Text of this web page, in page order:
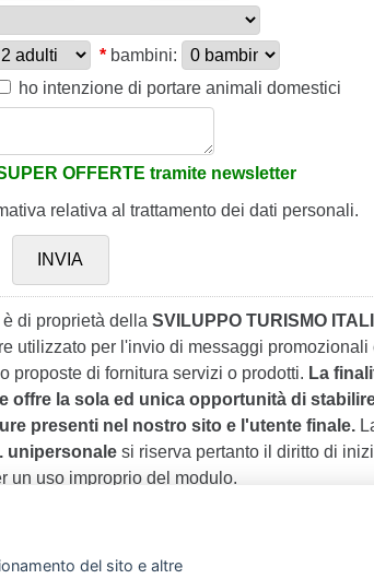
* bambini:
ho intenzione di portare animali domestici
OFFERTE tramite newsletter
relativa al trattamento dei dati personali.
è di proprietà dellaSVILUPPO TURISMO
utilizzato per l'invio di messaggi promozionali
proposte di fornitura servizi o prodotti. La
offre la sola ed unica opportunità di
presenti nel nostro sito e l'utente finale.
unipersonalesi riserva pertanto il diritto di
un uso improprio del modulo.
del sito e altre